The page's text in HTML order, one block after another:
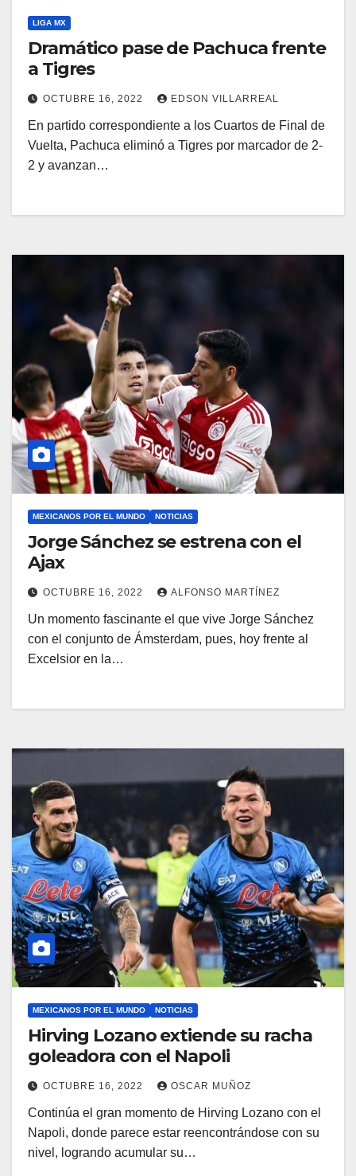
LIGA MX
Dramático pase de Pachuca frente
a Tigres
OCTUBRE 16, 2022 EDSON VILLARREAL
En partido correspondiente a los Cuartos de Final de
Vuelta, Pachuca eliminó a Tigres por marcador de 2-
2 y avanzan…
MEXICANOS POR EL MUNDO NOTICIAS
Jorge Sánchez se estrena con el
Ajax
OCTUBRE 16, 2022 ALFONSO MARTÍNEZ
Un momento fascinante el que vive Jorge Sánchez
con el conjunto de Ámsterdam, pues, hoy frente al
Excelsior en la…
MEXICANOS POR EL MUNDO NOTICIAS
Hirving Lozano extiende su racha
goleadora con el Napoli
OCTUBRE 16, 2022 OSCAR MUÑOZ
Continúa el gran momento de Hirving Lozano con el
Napoli, donde parece estar reencontrándose con su
nivel, logrando acumular su…